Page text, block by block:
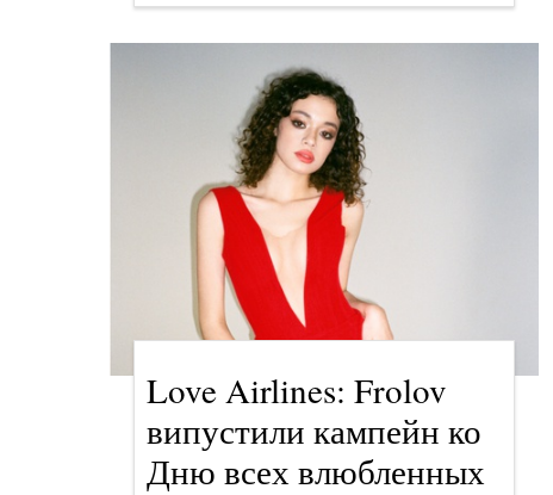
Love Airlines: Frolov
випустили кампейн ко
Дню всех влюбленных